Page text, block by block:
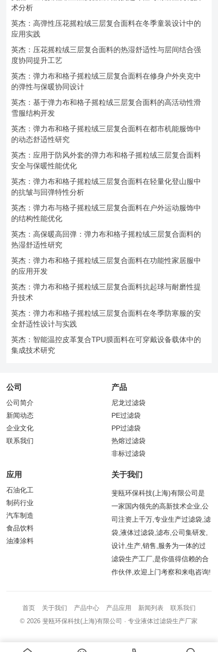
术分析
英杰：高弹性压花摇粒绒三层复合面料在冬季童装设计中的
应用实践
英杰：压花摇粒绒三层复合面料的热湿舒适性与层间结合强
度协同提升工艺
英杰：弹力布和格子摇粒绒三层复合面料在修身户外夹克中
的弹性与保暖协同设计
英杰：基于弹力布和格子摇粒绒三层复合面料的高活动性滑
雪服结构开发
英杰：弹力布和格子摇粒绒三层复合面料在都市机能服饰中
的动态舒适性研究
英杰：应用于防风外套的弹力布和格子摇粒绒三层复合面料
安全与保暖性能优化
英杰：弹力布和格子摇粒绒三层复合面料在轻量化登山服中
的抗皱与回弹特性分析
英杰：弹力布与格子摇粒绒三层复合面料在户外运动服饰中
的结构性能优化
英杰：高保暖高回弹：弹力布和格子摇粒绒三层复合面料的
热湿舒适性研究
英杰：弹力布和格子摇粒绒三层复合面料在功能性家居服中
的应用开发
英杰：弹力布和格子摇粒绒三层复合面料抗起球与耐磨性提
升技术
英杰：弹力布和格子摇粒绒三层复合面料在冬季防寒服的安
全舒适性设计与实践
英杰：智能温控皮革复合TPU膜面料在可穿戴设备载体中的
集成技术研究
公司
公司简介
新闻动态
企业文化
联系我们
产品
尼龙过滤袋
PE过滤袋
PP过滤袋
热熔过滤袋
非标过滤袋
应用
石油化工
制药行业
汽车制造
食品饮料
油漆涂料
关于我们
斐瓯环保科技(上海)有限公司是
一家国内领先的高新技术企业,公
司注资上千万,专业生产过滤袋,滤
袋,液体过滤袋,滤布,公司集研发,
设计,生产,销售,服务为一体的过
滤袋生产工厂,是你值得信赖的合
作伙伴,欢迎上门考察和来电咨询!
首页 关于我们 产品中心 产品应用 新闻列表
联系我们
© 2026斐瓯环保科技(上海)有限公司 · 专业液体过滤袋生产厂家